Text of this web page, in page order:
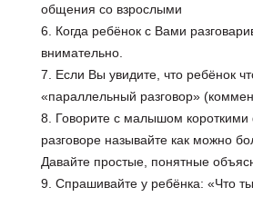
общения со взрослыми
Когда ребёнок с Вами
внимательно.
Если Вы увидите, что ребёнок
«параллельный разговор»
Говорите с малышом
разговоре называйте как можно
Давайте простые, понятные
Спрашивайте у ребёнка: «Что